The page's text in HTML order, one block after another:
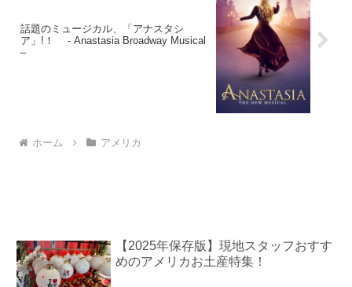
話題のミュージカル、「アナスタシ
ア」!！ - Anastasia Broadway Musical
–
ホーム アメリカ
【2025年保存版】現地スタッフおすす
めのアメリカお土産特集！